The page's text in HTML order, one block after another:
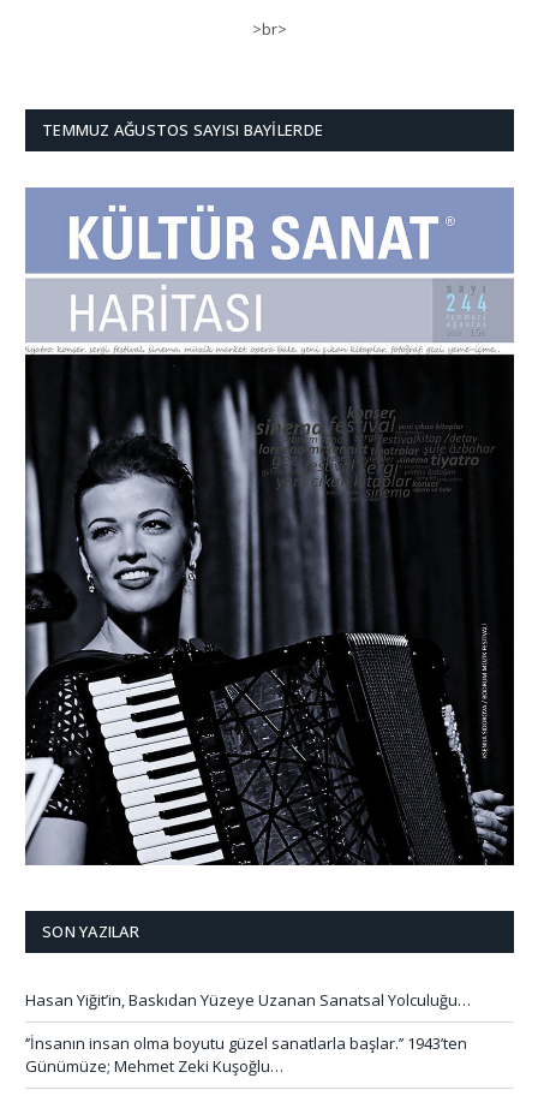
>br>
TEMMUZ AĞUSTOS SAYISI BAYILERDE
SON YAZILAR
Hasan Yiğit’in, Baskıdan Yüzeye Uzanan Sanatsal Yolculuğu…
‘’İnsanın insan olma boyutu güzel sanatlarla başlar.’’ 1943’ten
Günümüze; Mehmet Zeki Kuşoğlu…